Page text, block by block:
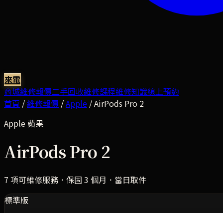
來電
商城維修報價二手回收維修課程維修知識線上預約
首頁 /維修報價 /Apple /AirPods Pro 2
Apple 蘋果
AirPods Pro 2
7 項可維修服務．保固 3 個月．當日取件
標準版